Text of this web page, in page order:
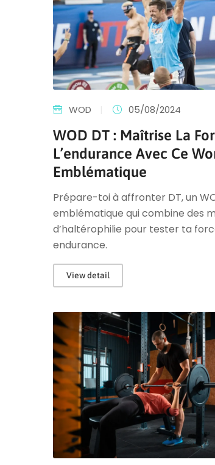
WOD 05/08/2024
WOD DT : Maîtrise La
L’endurance Avec Ce
Emblématique
Prépare-toi à affronter DT, un
emblématique qui combine des
d’haltérophilie pour tester ta
endurance.
View detail